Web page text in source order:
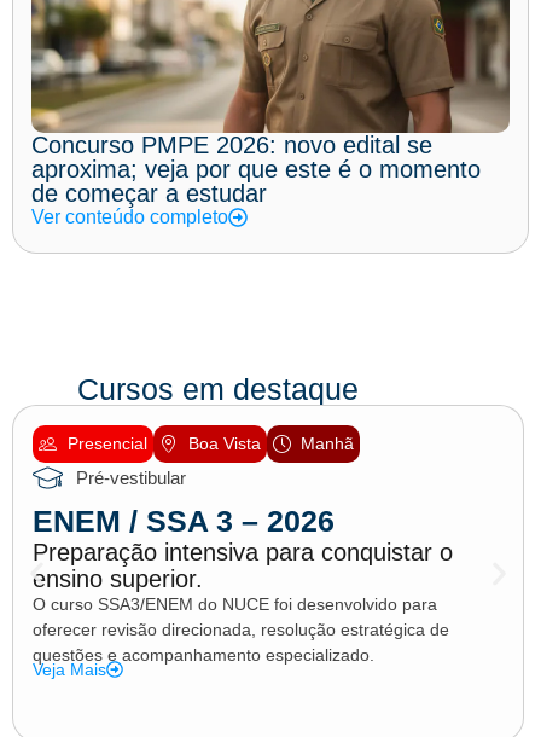
Concurso PMPE 2026: novo edital se
aproxima; veja por que este é o momento
de começar a estudar
Ver conteúdo completo
Cursos em destaque
Presencial Boa Vista Manhã
Pré-vestibular
ENEM / SSA 3 – 2026
Preparação intensiva para conquistar o
ensino superior.
O curso SSA3/ENEM do NUCE foi desenvolvido para
oferecer revisão direcionada, resolução estratégica de
questões e acompanhamento especializado.
Veja Mais